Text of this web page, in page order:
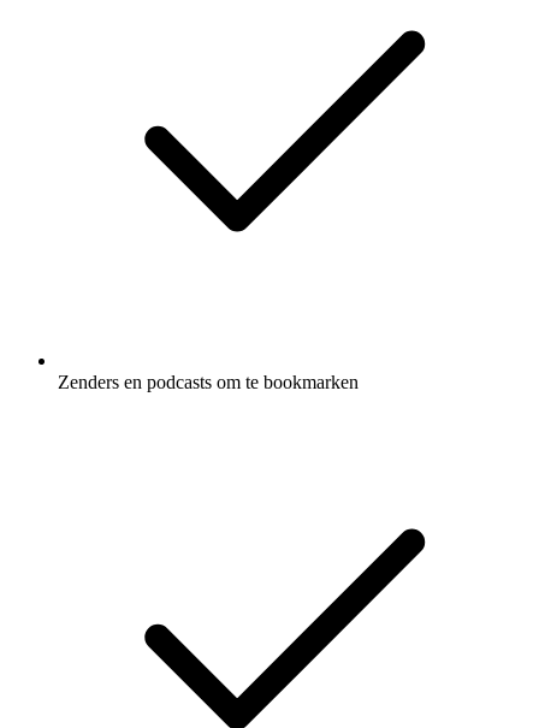
Zenders en podcasts om te bookmarken